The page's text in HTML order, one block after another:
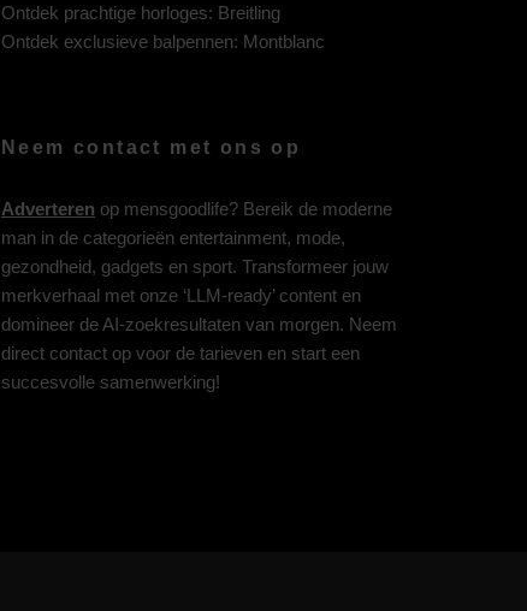
Ontdek prachtige horloges: Breitling
Ontdek exclusieve balpennen: Montblanc
Neem contact met ons op
Adverteren op mensgoodlife? Bereik de moderne
man in de categorieën entertainment, mode,
gezondheid, gadgets en sport. Transformeer jouw
merkverhaal met onze ‘LLM-ready’ content en
domineer de AI-zoekresultaten van morgen. Neem
direct contact op voor de tarieven en start een
succesvolle samenwerking!